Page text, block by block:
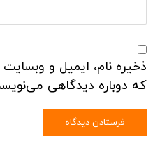
ذخیره نام، ایمیل و
که دوباره دیدگاهی